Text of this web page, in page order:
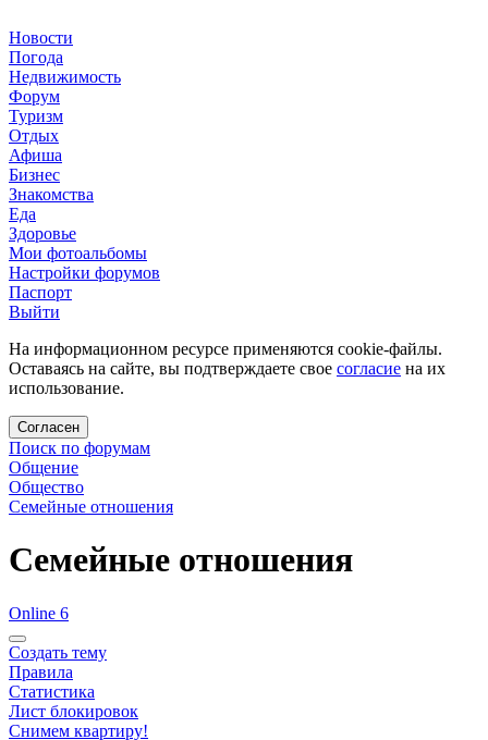
Новости
Погода
Недвижимость
Форум
Туризм
Отдых
Афиша
Бизнес
Знакомства
Еда
Здоровье
Мои фотоальбомы
Настройки форумов
Паспорт
Выйти
На информационном ресурсе применяются cookie-файлы.
Оставаясь на сайте, вы подтверждаете свое согласие на их
использование.
Согласен
Поиск по форумам
Общение
Общество
Семейные отношения
Семейные отношения
Online 6
Создать тему
Правила
Статистика
Лист блокировок
Снимем квартиру!